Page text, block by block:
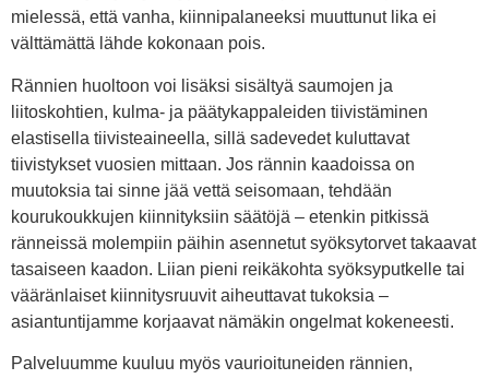
mielessä, että vanha, kiinnipalaneeksi muuttunut lika ei
välttämättä lähde kokonaan pois.
Rännien huoltoon voi lisäksi sisältyä saumojen ja
liitoskohtien, kulma- ja päätykappaleiden tiivistäminen
elastisella tiivisteaineella, sillä sadevedet kuluttavat
tiivistykset vuosien mittaan. Jos rännin kaadoissa on
muutoksia tai sinne jää vettä seisomaan, tehdään
kourukoukkujen kiinnityksiin säätöjä – etenkin pitkissä
ränneissä molempiin päihin asennetut syöksytorvet takaavat
tasaiseen kaadon. Liian pieni reikäkohta syöksyputkelle tai
vääränlaiset kiinnitysruuvit aiheuttavat tukoksia –
asiantuntijamme korjaavat nämäkin ongelmat kokeneesti.
Palveluumme kuuluu myös vaurioituneiden rännien,